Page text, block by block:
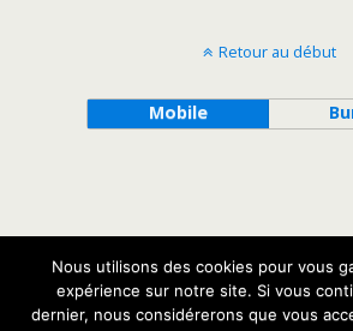
Retour au début
Mobile
Nous utilisons des cookies pour vous
expérience sur notre site. Si vous
dernier, nous considérerons que vous